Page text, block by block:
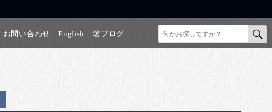
お問い合わせ English 箸ブログ